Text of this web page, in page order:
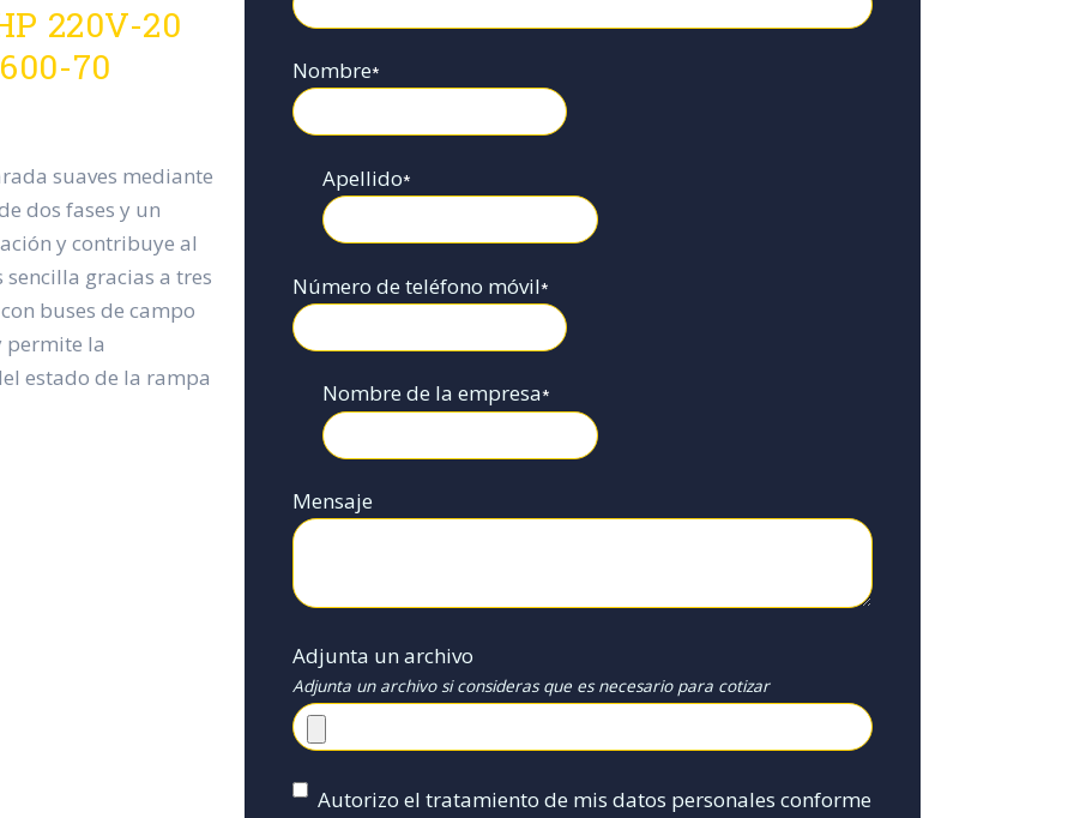
220V-20
70
suaves mediante
dos fases y un
y contribuye al
gracias a tres
buses de campo
la
estado de la rampa
Nombre*
Apellido*
Número de teléfono móvil*
Nombre de la empresa*
Mensaje
Adjunta un archivo
Adjunta un archivo si consideras que es necesario para cotizar
Autorizo el tratamiento de mis datos personales conforme